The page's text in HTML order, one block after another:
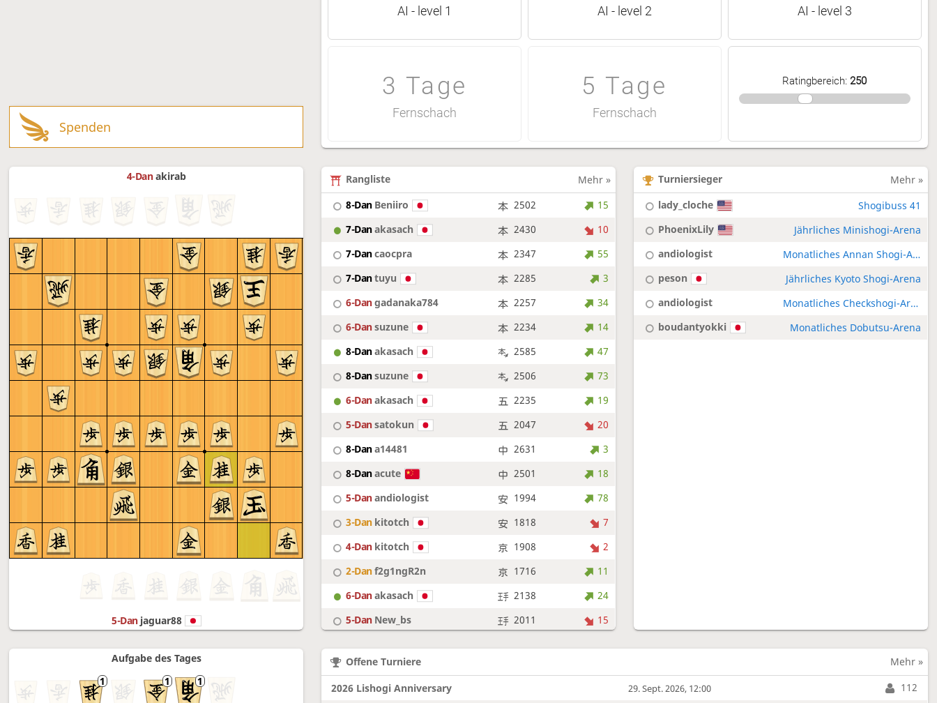
AI - level 1 AI - level 2 AI - level 3
3 Tage
Fernschach
5 Tage
Fernschach
Ratingbereich:250
Spenden
4-Danakirab
5-Dan jaguar88
Aufgabe des Tages
Rangliste
Mehr »
8-Dan Beniiro 2502
15
7-Danakasach 2430
10
7-Dancaocpra 2347
55
7-Dantuyu 2285
3
6-Dangadanaka784 2257
34
6-Dansuzune 2234
14
8-Danakasach 2585
47
8-Dansuzune 2506
73
6-Danakasach 2235
19
5-Dansatokun 2047
20
8-Dana14481 2631
3
8-Danacute 2501
18
5-Danandiologist 1994
78
3-Dan kitotch 1818
7
4-Dan kitotch 1908
2
2-Danf2g1ngR2n 1716
11
6-Danakasach 2138
24
5-Dan New_bs 2011
15
6-DanFighter
Turniersieger
Mehr »
lady_cloche
Shogibuss 41
PhoenixLily
Jährliches Minishogi-Arena
andiologist
Monatliches Annan Shogi-Arena
peson
Jährliches Kyoto Shogi-Arena
andiologist
Monatliches Checkshogi-Arena
boudantyokki
Monatliches Dobutsu-Arena
Offene Turniere
Mehr »
2026 Lishogi Anniversary
29. Sept. 2026, 12:00
112